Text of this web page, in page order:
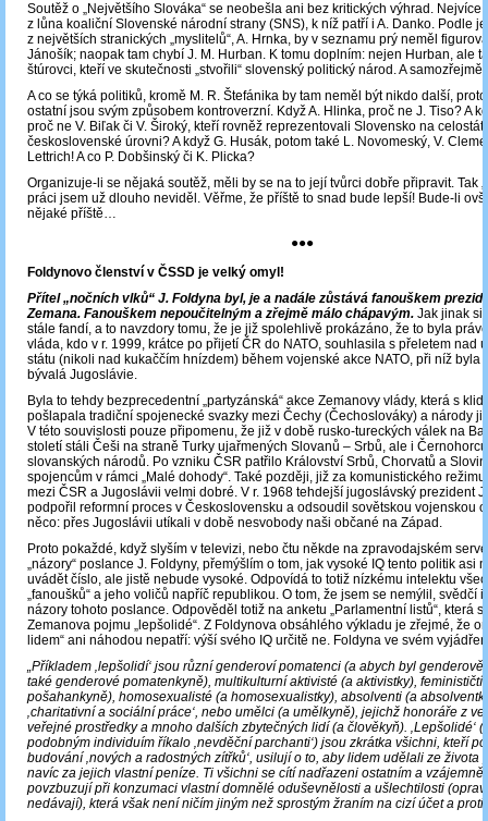
Soutěž o „Největšího Slováka“ se neobešla ani bez kritických výhrad. Nejvíce
z lůna koaliční Slovenské národní strany (SNS), k níž patří i A. Danko. Podle
z největších stranických „myslitelů“, A. Hrnka, by v seznamu prý neměl
Jánošík; naopak tam chybí J. M. Hurban. K tomu doplním: nejen Hurban, ale
štúrovci, kteří ve skutečnosti „stvořili“ slovenský politický národ. A
A co se týká politiků, kromě M. R. Štefánika by tam neměl být nikdo další,
ostatní jsou svým způsobem kontroverzní. Když A. Hlinka, proč ne J. Tiso? A
proč ne V. Biľak či V. Široký, kteří rovněž reprezentovali Slovensko na
československé úrovni? A když G. Husák, potom také L. Novomeský, V.
Lettrich! A co P. Dobšinský či K. Plicka?
Organizuje-li se nějaká soutěž, měli by se na to její tvůrci dobře připravit. Tak
práci jsem už dlouho neviděl. Věřme, že příště to snad bude lepší! Bude-li
nějaké příště…
●●●
Foldynovo členství v ČSSD je velký omyl!
Přítel „nočních vlků“ J. Foldyna byl, je a nadále zůstává fanouškem
Zemana. Fanouškem nepoučitelným a zřejmě málo chápavým. Jak jinak si
stále fandí, a to navzdory tomu, že je již spolehlivě prokázáno, že to byla
vláda, kdo v r. 1999, krátce po přijetí ČR do NATO, souhlasila s přeletem nad
státu (nikoli nad kukaččím hnízdem) během vojenské akce NATO, při níž byla
bývalá Jugoslávie.
Byla to tehdy bezprecedentní „partyzánská“ akce Zemanovy vlády, která s
pošlapala tradiční spojenecké svazky mezi Čechy (Čechoslováky) a národy
V této souvislosti pouze připomenu, že již v době rusko-tureckých válek na
století stáli Češi na straně Turky ujařmených Slovanů – Srbů, ale i
slovanských národů. Po vzniku ČSR patřilo Království Srbů, Chorvatů a
spojencům v rámci „Malé dohody“. Také později, již za komunistického
mezi ČSR a Jugoslávii velmi dobré. V r. 1968 tehdejší jugoslávský prezident
podpořil reformní proces v Československu a odsoudil sovětskou vojenskou
něco: přes Jugoslávii utíkali v době nesvobody naši občané na Západ.
Proto pokaždé, když slyším v televizi, nebo čtu někde na zpravodajském
„názory“ poslance J. Foldyny, přemýšlím o tom, jak vysoké IQ tento politik asi
uvádět číslo, ale jistě nebude vysoké. Odpovídá to totiž nízkému intelektu
„fanoušků“ a jeho voličů napříč republikou. O tom, že jsem se nemýlil, svědčí
názory tohoto poslance. Odpověděl totiž na anketu „Parlamentní listů“, která
Zemanova pojmu „lepšolidé“. Z Foldynova obsáhlého výkladu je zřejmé, že
lidem“ ani náhodou nepatří: výší svého IQ určitě ne. Foldyna ve svém
„Příkladem ‚lepšolidí‘ jsou různí genderoví pomatenci (a abych byl genderově
také genderové pomatenkyně), multikulturní aktivisté (a aktivistky), feminističtí
pošahankyně), homosexualisté (a homosexualistky), absolventi (a
‚charitativní a sociální práce‘, nebo umělci (a umělkyně), jejichž honoráře z
veřejné prostředky a mnoho dalších zbytečných lidí (a člověkyň). ‚Lepšolidé‘
podobným individuím říkalo ‚nevděční parchanti‘) jsou zkrátka všichni, kteří
budování ‚nových a radostných zítřků‘, usilují o to, aby lidem udělali ze života
navíc za jejich vlastní peníze. Ti všichni se cítí nadřazeni ostatním a vzájemně
povzbuzují při konzumaci vlastní domnělé oduševnělosti a ušlechtilosti
nedávají), která však není ničím jiným než sprostým žraním na cizí účet a proti